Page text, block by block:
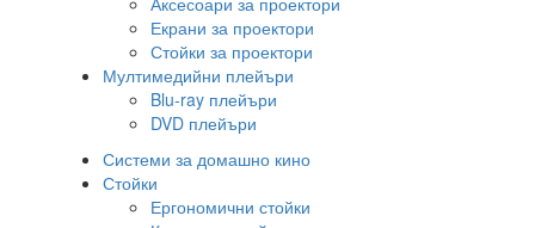
Екрани за проектори
Стойки за проектори
Мултимедийни плейъри
Blu-ray плейъри
DVD плейъри
Системи за домашно кино
Стойки
Ергономични стойки